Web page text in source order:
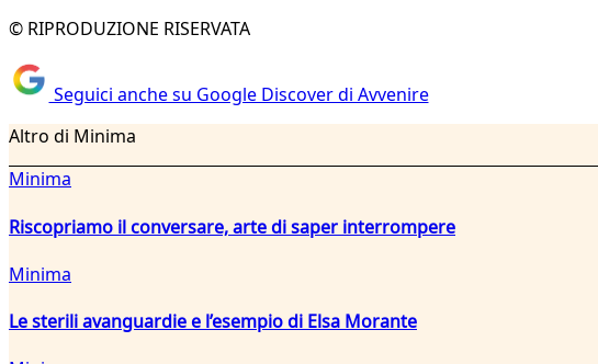
© RIPRODUZIONE RISERVATA
Seguici anche su Google Discover di Avvenire
Altro di Minima
Minima
Riscopriamo il conversare, arte di saper interrompere
Minima
Le sterili avanguardie e l’esempio di Elsa Morante